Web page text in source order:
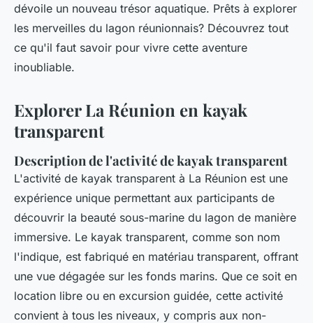
dévoile un nouveau trésor aquatique. Prêts à explorer
les merveilles du lagon réunionnais? Découvrez tout
ce qu'il faut savoir pour vivre cette aventure
inoubliable.
Explorer La Réunion en kayak
transparent
Description de l'activité de kayak transparent
L'activité de kayak transparent à La Réunion est une
expérience unique permettant aux participants de
découvrir la beauté sous-marine du lagon de manière
immersive. Le kayak transparent, comme son nom
l'indique, est fabriqué en matériau transparent, offrant
une vue dégagée sur les fonds marins. Que ce soit en
location libre ou en excursion guidée, cette activité
convient à tous les niveaux, y compris aux non-